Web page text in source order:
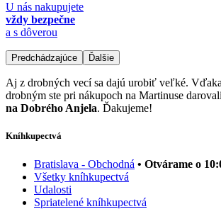
U nás nakupujete
vždy bezpečne
a s dôverou
Predchádzajúce Ďalšie
Aj z drobných vecí sa dajú urobiť veľké.
drobným ste pri nákupoch na Martinuse
na Dobrého Anjela. Ďakujeme!
Kníhkupectvá
Bratislava - Obchodná • Otvárame o
Všetky kníhkupectvá
Udalosti
Spriatelené kníhkupectvá